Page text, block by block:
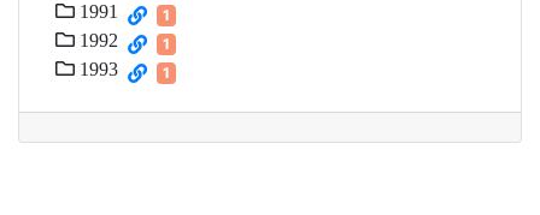
1991 1
1992 1
1993 1